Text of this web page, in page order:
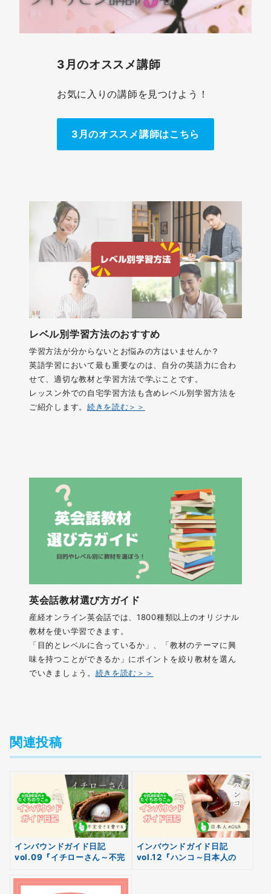
3月のオススメ講師
お気に入りの講師を見つけよう！
3月のオススメ講師はこちら
レベル別学習方法のおすすめ
学習方法が分からないとお悩みの方はいませんか？
英語学習において最も重要なのは、自分の英語力に合わ
せて、適切な教材と学習方法で学ぶことです。
レッスン外での自宅学習方法も含めレベル別学習方法を
ご紹介します。 続きを読む＞＞
英会話教材選び方ガイド
産経オンライン英会話では、1800種類以上のオリジナル
教材を使い学習できます。
「目的とレベルに合っているか」、「教材のテーマに興
味を持つことができるか」にポイントを絞り教材を選ん
でいきましょう。 続きを読む＞＞
関連投稿
インバウンドガイド日記
vol.09『イチローさん～不完
インバウンドガイド日記
vol.12『ハンコ～日本人の